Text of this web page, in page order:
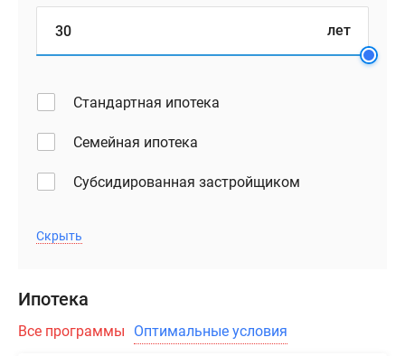
лет
Стандартная ипотека
Семейная ипотека
Субсидированная застройщиком
Скрыть
Ипотека
Все программы Оптимальные условия